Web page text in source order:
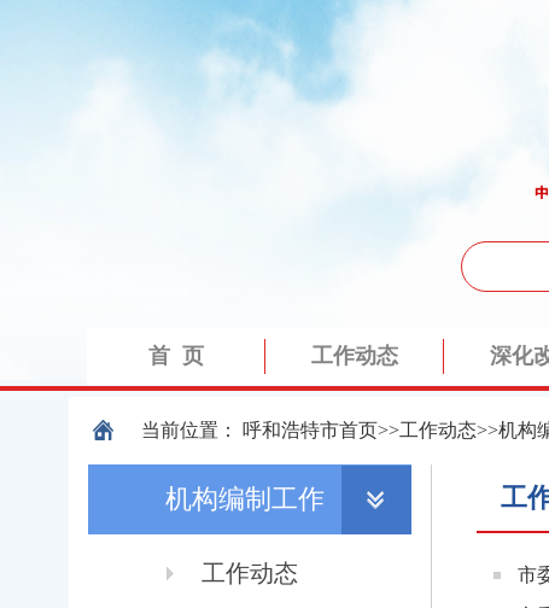
当前位置： 呼和浩特市首页>>工作动态>>机构
机构编制工作
工作动态
工
市